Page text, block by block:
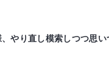
やり直し模索しつつ思